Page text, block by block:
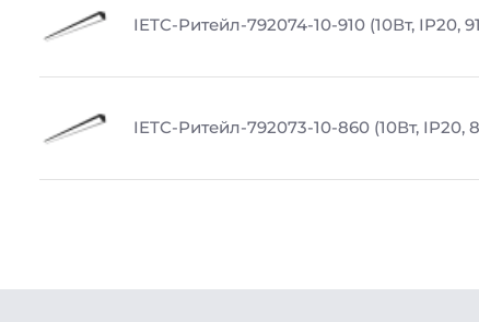
IETC-Ритейл-792074-10-910 (10Вт, IP20,
IETC-Ритейл-792073-10-860 (10Вт, IP20,